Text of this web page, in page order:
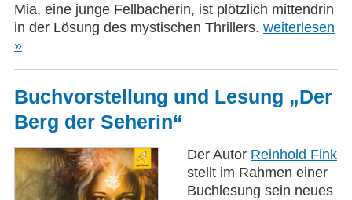
Mia, eine junge Fellbacherin, ist plötzlich mittendrin
in der Lösung des mystischen Thrillers. weiterlesen
»
Buchvorstellung und Lesung „Der
Berg der Seherin“
Der Autor Reinhold Fink
stellt im Rahmen einer
Buchlesung sein neues